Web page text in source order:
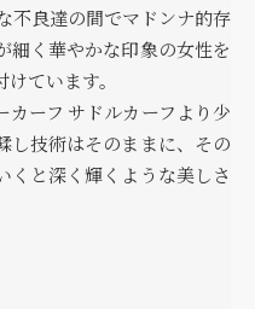
不良達の間でマドンナ的存
細く華やかな印象の女性を
ています。
カーフ サドルカーフより少
し技術はそのままに、その
くと深く輝くような美しさ